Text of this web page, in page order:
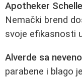
Apotheker
Nemački brend
svoje efikasnosti
Alverde sa
parabene i blago